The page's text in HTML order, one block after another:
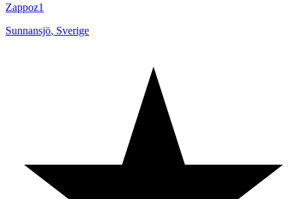
Zappoz1
Sunnansjö, Sverige